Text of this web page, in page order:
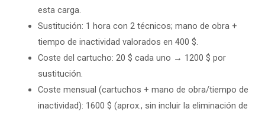
esta carga.
Sustitución: 1 hora con 2 técnicos; mano de obra +
tiempo de inactividad valorados en 400 $.
Coste del cartucho: 20 $ cada uno → 1200 $ por
sustitución.
Coste mensual (cartuchos + mano de obra/tiempo de
inactividad): 1600 $ (aprox., sin incluir la eliminación de